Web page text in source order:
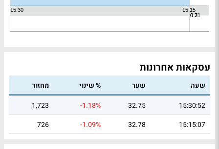
עסקאות אחרונות
שעה שער % שינוי
מחזור
15:30:52
32.75
-1.18%
1,723
15:15:07
32.78
-1.09%
726